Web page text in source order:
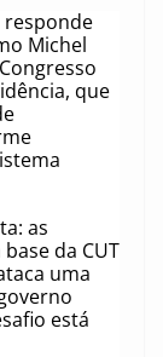
responde
Michel
que
as
da CUT
uma
está